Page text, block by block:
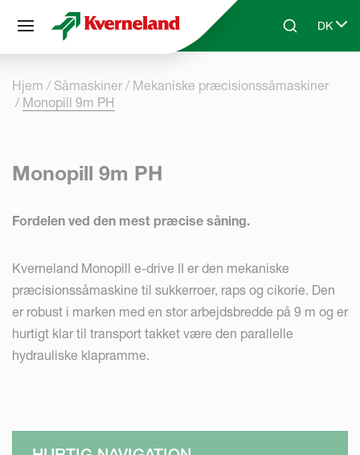
Skip to main contentSearchDK
Select
Hjem Såmaskiner
Mekaniske præcisionssåmaskiner
Monopill 9m PH
Monopill 9m PH
Fordelen ved den mest præcise såning.
Kverneland Monopill e-drive II er den mekaniske
præcisionssåmaskine til sukkerroer, raps og cikorie. Den
er robust i marken med en stor arbejdsbredde på 9 m og er
hurtigt klar til transport takket være den parallelle
hydrauliske klapramme.
CCookie-styringspanel